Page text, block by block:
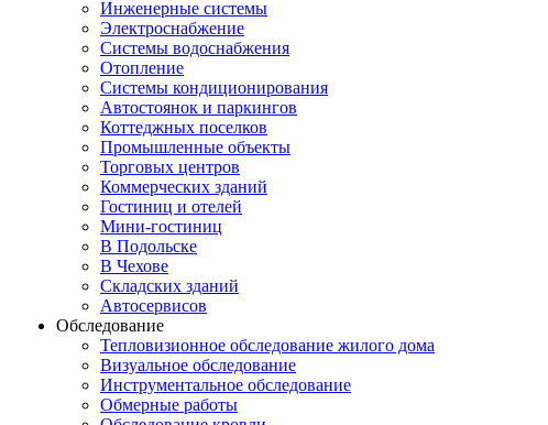
Инженерные системы
Электроснабжение
Системы водоснабжения
Отопление
Системы кондиционирования
Автостоянок и паркингов
Коттеджных поселков
Промышленные объекты
Торговых центров
Коммерческих зданий
Гостиниц и отелей
Мини-гостиниц
В Подольске
В Чехове
Складских зданий
Автосервисов
Обследование
Тепловизионное обследование жилого дома
Визуальное обследование
Инструментальное обследование
Обмерные работы